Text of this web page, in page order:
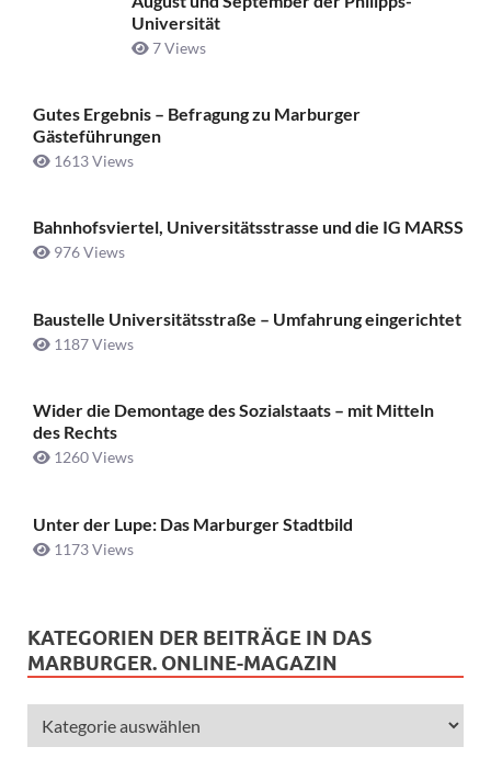
Universität
7 Views
Gutes Ergebnis – Befragung zu Marburger
Gästeführungen
1613 Views
Bahnhofsviertel, Universitätsstrasse und die IG MARSS
976 Views
Baustelle Universitätsstraße ­– Umfahrung eingerichtet
1187 Views
Wider die Demontage des Sozialstaats – mit Mitteln
des Rechts
1260 Views
Unter der Lupe: Das Marburger Stadtbild
1173 Views
KATEGORIEN DER BEITRÄGE IN DAS
MARBURGER. ONLINE-MAGAZIN